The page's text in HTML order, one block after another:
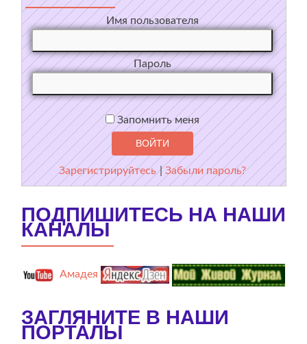
Имя пользователя
Пароль
Запомнить меня
Зарегистрируйтесь |Забыли пароль?
ПОДПИШИТЕСЬ НА НАШИ
КАНАЛЫ
Амадея
ЗАГЛЯНИТЕ В НАШИ
ПОРТАЛЫ